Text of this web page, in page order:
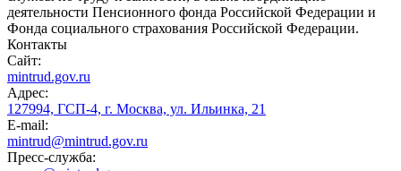
деятельности Пенсионного фонда Российской Федерации и
Фонда социального страхования Российской Федерации.
Контакты
Сайт:
mintrud.gov.ru
Адрес:
127994, ГСП-4, г. Москва, ул. Ильинка, 21
E-mail:
mintrud@mintrud.gov.ru
Пресс-служба: